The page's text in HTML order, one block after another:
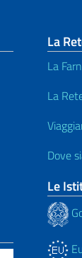
La
La
La
Dove
Le